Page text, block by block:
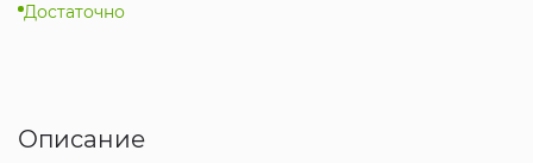
Достаточно
Описание